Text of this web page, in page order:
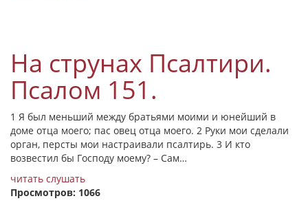
На струнах Псалтири.
Псалом 151.
1 Я был меньший между братьями моими и юнейший в
доме отца моего; пас овец отца моего. 2 Руки мои сделали
орган, персты мои настраивали псалтирь. 3 И кто
возвестил бы Господу моему? – Сам…
читать слушать
Просмотров: 1066